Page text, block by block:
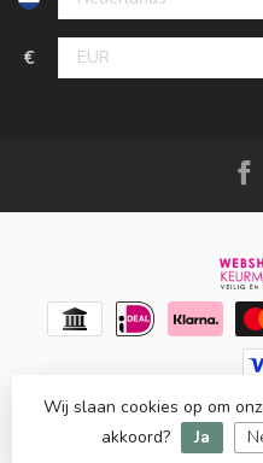
€
© Copyright 2026
Lightspeed
Wij slaan cookies op om
akkoord?
Ja